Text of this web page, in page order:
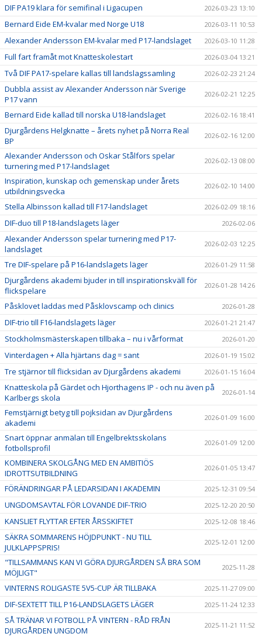
DIF PA19 klara för semifinal i Ligacupen 2026-03-23 13:10
Bernard Eide EM-kvalar med Norge U18 2026-03-11 10:53
Alexander Andersson EM-kvalar med P17-landslaget 2026-03-10 11:28
Full fart framåt mot Knatteskolestart 2026-03-04 13:21
Två DIF PA17-spelare kallas till landslagssamling 2026-02-23 21:24
Dubbla assist av Alexander Andersson när Sverige
P17 vann
2026-02-21 12:25
Bernard Eide kallad till norska U18-landslaget 2026-02-16 18:41
Djurgårdens Helgknatte – årets nyhet på Norra Real
BP
2026-02-16 12:00
Alexander Andersson och Oskar Stålfors spelar
turnering med P17-landslaget
2026-02-13 08:00
Inspiration, kunskap och gemenskap under årets
utbildningsvecka
2026-02-10 14:00
Stella Albinsson kallad till F17-landslaget 2026-02-09 18:16
DIF-duo till P18-landslagets läger 2026-02-06
Alexander Andersson spelar turnering med P17-
landslaget
2026-02-03 12:25
Tre DIF-spelare på P16-landslagets läger 2026-01-29 11:58
Djurgårdens akademi bjuder in till inspirationskväll för
flickspelare
2026-01-28 14:26
Påsklovet laddas med Påsklovscamp och clinics 2026-01-28
DIF-trio till F16-landslagets läger 2026-01-21 21:47
Stockholmsmästerskapen tillbaka – nu i vårformat 2026-01-20
Vinterdagen + Alla hjärtans dag = sant 2026-01-19 15:02
Tre stjärnor till flicksidan av Djurgårdens akademi 2026-01-15 16:04
Knatteskola på Gärdet och Hjorthagens IP - och nu även på
Karlbergs skola
2026-01-14
Femstjärnigt betyg till pojksidan av Djurgårdens
akademi
2026-01-09 16:00
Snart öppnar anmälan till Engelbrektsskolans
fotbollsprofil
2026-01-09 12:00
KOMBINERA SKOLGÅNG MED EN AMBITIÖS
IDROTTSUTBILDNING
2026-01-05 13:47
FÖRÄNDRINGAR PÅ LEDARSIDAN I AKADEMIN 2025-12-31 09:54
UNGDOMSAVTAL FÖR LOVANDE DIF-TRIO 2025-12-20 20:50
KANSLIET FLYTTAR EFTER ÅRSSKIFTET 2025-12-08 18:46
SÄKRA SOMMARENS HÖJDPUNKT - NU TILL
JULKLAPPSPRIS!
2025-12-01 12:00
"TILLSAMMANS KAN VI GÖRA DJURGÅRDEN SÅ BRA SOM
MÖJLIGT"
2025-11-28
VINTERNS ROLIGASTE 5V5-CUP ÄR TILLBAKA 2025-11-27 09:00
DIF-SEXTETT TILL P16-LANDSLAGETS LÄGER 2025-11-24 12:33
SÅ TRÄNAR VI FOTBOLL PÅ VINTERN - RÅD FRÅN
DJURGÅRDEN UNGDOM
2025-11-21 11:52